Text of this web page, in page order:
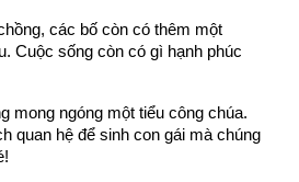
các bố còn có thêm một
Cuộc sống còn có gì hạnh phúc
mong ngóng một tiểu công chúa.
quan hệ để sinh con gái mà chúng